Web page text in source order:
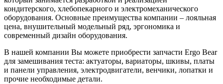
кондитерского, хлебопекарного и электромеханического
оборудования. Основные преимущества компании – лояльная
цена, внушительный модельный ряд, эргономика и
современный дизайн оборудования.
В нашей компании Вы можете приобрести запчасти Ergo Bear
для замешивания теста: актуаторы, вариаторы, шкивы, платы
и панели управления, электродвигатели, венчики, лопатки и
прочие необходимые детали.